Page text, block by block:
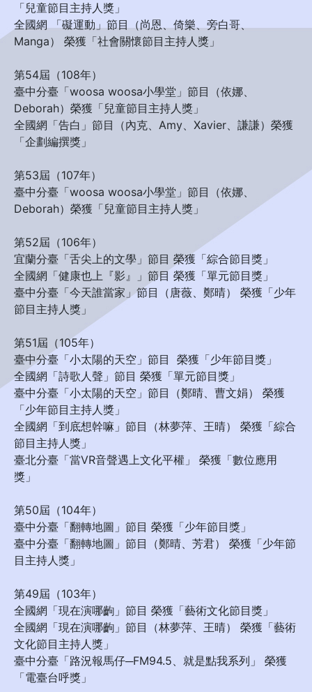
「兒童節目主持人獎」
全國網 「礙運動」節目（尚恩、倚樂、旁白哥、
Manga） 榮獲「社會關懷節目主持人獎」
第54屆（108年）
臺中分臺「woosa woosa小學堂」節目（依娜、
Deborah）榮獲「兒童節目主持人獎」
全國網「告白」節目（內克、Amy、Xavier、謙謙）榮獲
「企劃編撰獎」
第53屆（107年）
臺中分臺「woosa woosa小學堂」節目（依娜、
Deborah）榮獲「兒童節目主持人獎」
第52屆（106年）
宜蘭分臺「舌尖上的文學」節目 榮獲「綜合節目獎」
全國網「健康也上『影』」節目 榮獲「單元節目獎」
臺中分臺「今天誰當家」節目（唐薇、鄭晴） 榮獲「少年
節目主持人獎」
第51屆（105年）
臺中分臺「小太陽的天空」節目 榮獲「少年節目獎」
全國網「詩歌人聲」節目 榮獲「單元節目獎」
臺中分臺「小太陽的天空」節目（鄭晴、曹文娟） 榮獲
「少年節目主持人獎」
全國網「到底想幹嘛」節目（林夢萍、王晴） 榮獲「綜合
節目主持人獎」
臺北分臺「當VR音聲遇上文化平權」 榮獲「數位應用
獎」
第50屆（104年）
臺中分臺「翻轉地圖」節目 榮獲「少年節目獎」
臺中分臺「翻轉地圖」節目（鄭晴、芳君） 榮獲「少年節
目主持人獎」
第49屆（103年）
全國網「現在演哪齣」節目 榮獲「藝術文化節目獎」
全國網「現在演哪齣」節目（林夢萍、王晴） 榮獲「藝術
文化節目主持人獎」
臺中分臺「路況報馬仔─FM94.5、就是點我系列」 榮獲
「電臺台呼獎」